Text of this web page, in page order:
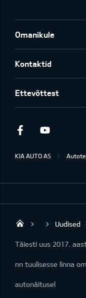
Omanikule
Kontaktid
Ettevõttest
Facebook
KIA AUTO AS
RakvereUudised
Täiesti uus 2017.
nn tuulisesse linna
autonäitusel